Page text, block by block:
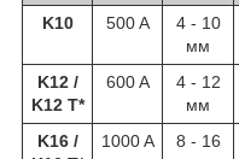
K10
500 A
4 - 10
мм
K12 /
K12 T*
600 A
4 - 12
мм
K16 /
1000 A
8 - 16